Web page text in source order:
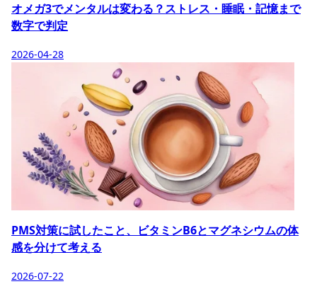
オメガ3でメンタルは変わる？ストレス・睡眠・記憶まで
数字で判定
2026-04-28
PMS対策に試したこと、ビタミンB6とマグネシウムの体
感を分けて考える
2026-07-22